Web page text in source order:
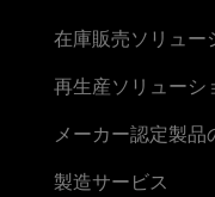
在庫販売ソリュー
再生産ソリューシ
メーカー認定製品
製造サービス